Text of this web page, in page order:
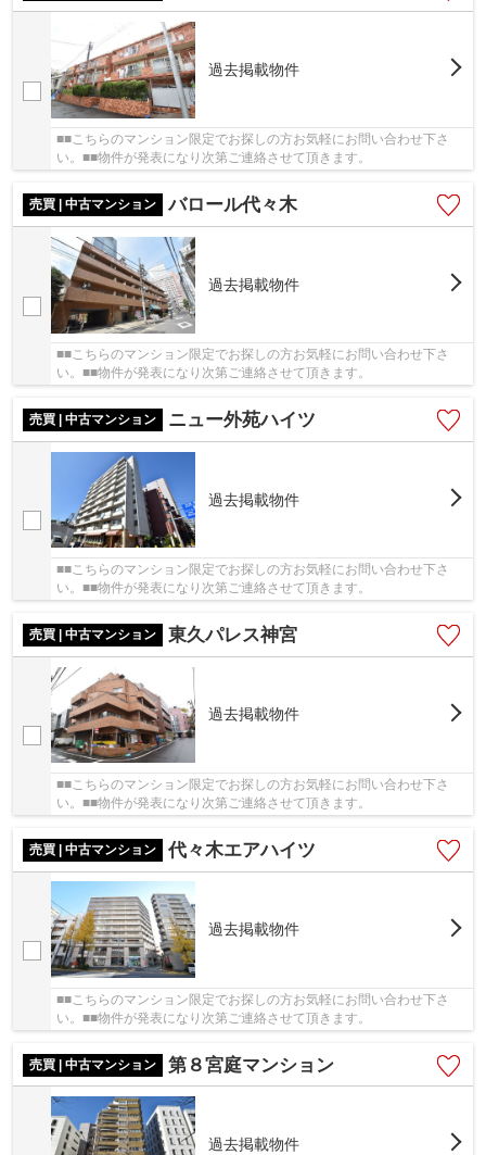
過去掲載物件
■■こちらのマンション限定でお探しの方お気軽にお問い合わせ下さ
い。■■物件が発表になり次第ご連絡させて頂きます。
売買 | 中古マンション バロール代々木
過去掲載物件
■■こちらのマンション限定でお探しの方お気軽にお問い合わせ下さ
い。■■物件が発表になり次第ご連絡させて頂きます。
売買 | 中古マンション ニュー外苑ハイツ
過去掲載物件
■■こちらのマンション限定でお探しの方お気軽にお問い合わせ下さ
い。■■物件が発表になり次第ご連絡させて頂きます。
売買 | 中古マンション 東久パレス神宮
過去掲載物件
■■こちらのマンション限定でお探しの方お気軽にお問い合わせ下さ
い。■■物件が発表になり次第ご連絡させて頂きます。
売買 | 中古マンション 代々木エアハイツ
過去掲載物件
■■こちらのマンション限定でお探しの方お気軽にお問い合わせ下さ
い。■■物件が発表になり次第ご連絡させて頂きます。
売買 | 中古マンション 第８宮庭マンション
過去掲載物件